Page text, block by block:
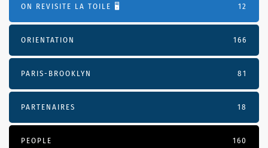
ON REVISITE LA TOILE 🖥️ 12
ORIENTATION 166
PARIS-BROOKLYN 81
PARTENAIRES 18
PEOPLE 160